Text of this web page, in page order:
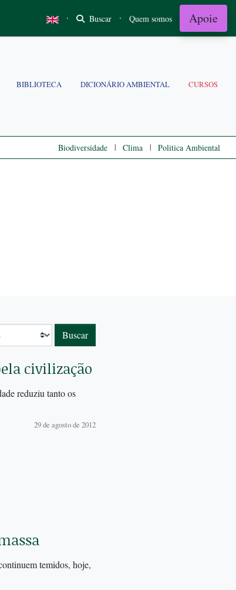
· Buscar · Quem somos Apoie
BIBLIOTECA DICIONÁRIO AMBIENTAL CURSOS
Biodiversidade | Clima | Politica Ambiental
civilização
reduziu tanto os
29 de agosto de 2012
temidos, hoje,